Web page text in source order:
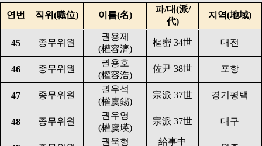
연번 직위 (職位) 이름(名)
파/대(派/
代)
지역(地域)
45 종무위원
권용제
(權容濟)
樞密 34世 대전
46 종무위원
권용호
(權容浩)
佐尹 38世 포항
47 종무위원
권우석
(權虞錫)
宗派 37世 경기평택
48 종무위원
권우영
(權虞瑛)
宗派 37世 대구
권욱형
給事中